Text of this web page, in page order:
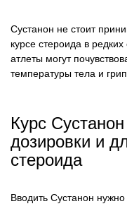
Сустанон не стоит
курсе стероида в редких
атлеты могут
температуры тела и
Курс
дозировки и
стероида
Вводить Сустанон